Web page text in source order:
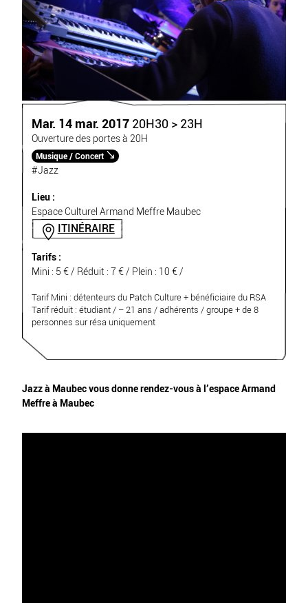
Mar. 14 mar. 2017 20H30 > 23H
Ouverture des portes à 20H
Musique / Concert
#Jazz
Lieu :
Espace Culturel Armand Meffre Maubec
ITINÉRAIRE
Tarifs :
Mini : 5 € / Réduit : 7 € / Plein : 10 € /
Tarif Mini : détenteurs du Patch Culture + bénéficiaire du RSA
Tarif réduit : étudiant / – 21 ans / adhérents / groupe + de 8
personnes sur résa uniquement
Jazz à Maubec vous donne rendez-vous à l’espace Armand
Meffre à Maubec